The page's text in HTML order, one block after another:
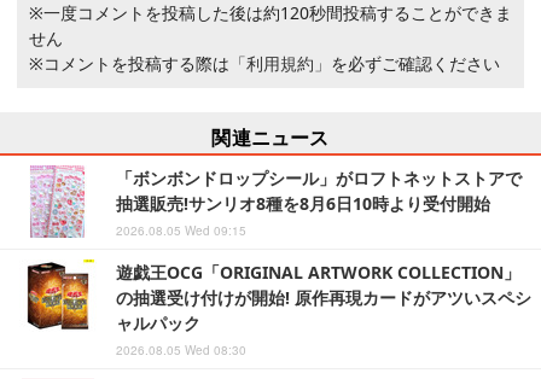
※一度コメントを投稿した後は約120秒間投稿することができま
せん
※コメントを投稿する際は 「利用規約」 を必ずご確認ください
関連ニュース
「ボンボンドロップシール」がロフトネットストアで
抽選販売!サンリオ8種を8月6日10時より受付開始
2026.08.05 Wed 09:15
遊戯王OCG「ORIGINAL ARTWORK COLLECTION」
の抽選受け付けが開始! 原作再現カードがアツいスペシ
ャルパック
2026.08.05 Wed 08:30